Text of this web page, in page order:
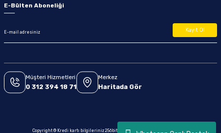
E-Bülten Aboneliği
Kayıt Ol
Müşteri Hizmetleri
0 312 394 18 71
Merkez
Haritada Gör
Copyright © Kredi kartı bilgileriniz 256bit SSL sertifikası ile korunmaktadır.